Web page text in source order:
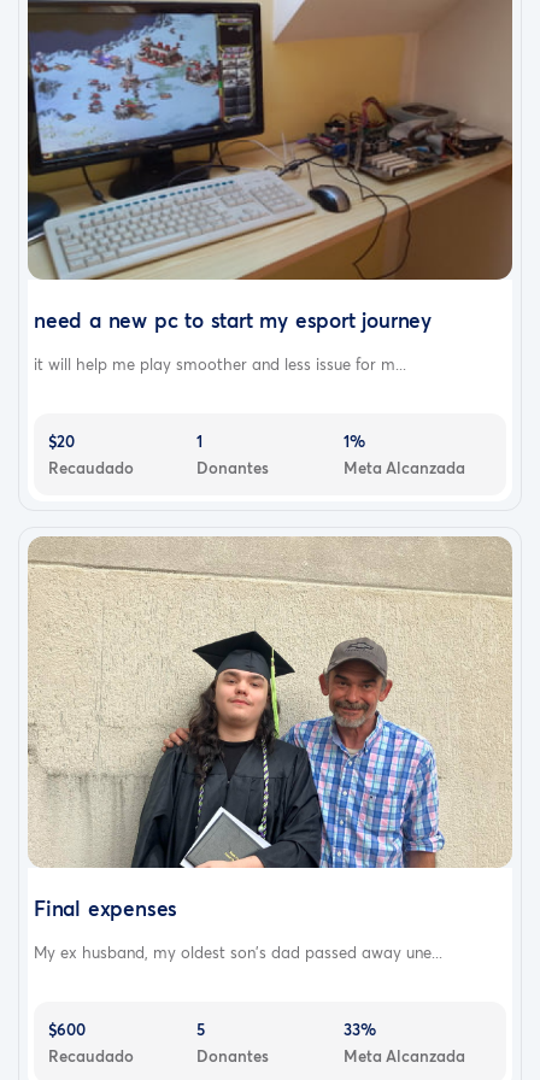
need a new pc to start my esport journey
it will help me play smoother and less issue for m...
$20
Recaudado
1
Donantes
1%
Meta Alcanzada
Final expenses
My ex husband, my oldest son's dad passed away une...
$600
Recaudado
5
Donantes
33%
Meta Alcanzada